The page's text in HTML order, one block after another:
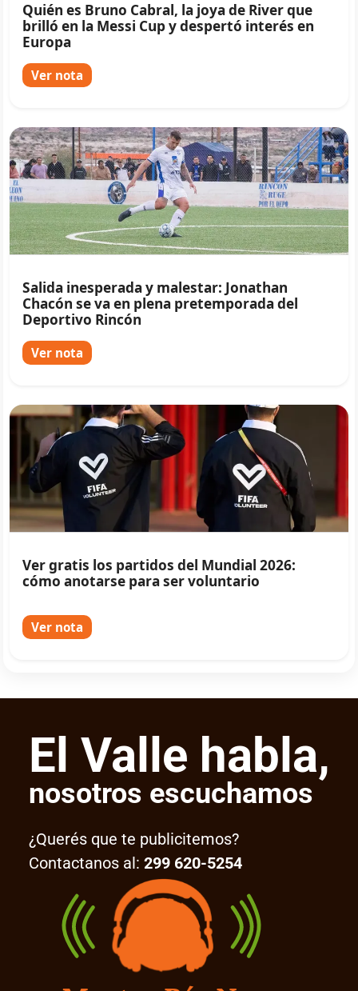
Quién es Bruno Cabral, la joya de River que
brilló en la Messi Cup y despertó interés en
Europa
Ver nota
Salida inesperada y malestar: Jonathan
Chacón se va en plena pretemporada del
Deportivo Rincón
Ver nota
Ver gratis los partidos del Mundial 2026:
cómo anotarse para ser voluntario
Ver nota
El Valle habla,
nosotros escuchamos
¿Querés que te publicitemos?
Contactanos al: 299 620-5254